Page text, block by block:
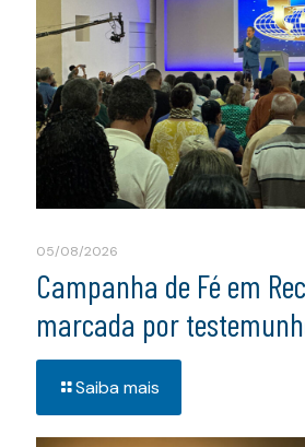
05/08/2026
Campanha de Fé em
marcada por
Saiba mais